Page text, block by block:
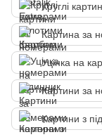
Круглі
Картина за
Уцінка на
Картини за
Картини з